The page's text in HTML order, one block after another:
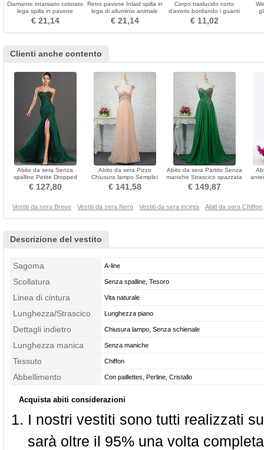
Diamante intarsiato colorato
lega spilla in pavone
€ 21,14
Retro pavone Inlaid spilla in
lega di alluminio animale
€ 21,14
Corpo traslucido corto
d'avorio bordando i guanti
di nozze
€ 11,02
Clienti anche contento
Abito da sera Senza
spalline Petite Dropped
Waist Coda a Strascico
corto
€ 127,80
Abito da sera Pizzo
Chiusura lampo Semplici
Spazzare treno Vita
naturale
€ 141,58
Abito da sera Partito Senza
maniche Strascico spazzata
Delicato
€ 149,87
Vestiti da sera Breve Vestiti da sera Nero Vestiti da sera incinta Abiti da sera Chiffon
Descrizione del vestito
Sagoma A-line
Scollatura Senza spalline, Tesoro
Linea di cintura Vita naturale
Lunghezza/Strascico Lunghezza piano
Dettagli indietro Chiusura lampo, Senza schienale
Lunghezza manica Senza maniche
Tessuto Chiffon
Abbellimento Con paillettes, Perline, Cristallo
Acquista abiti considerazioni
I nostri vestiti sono tutti realizzati
sarà oltre il 95% una volta